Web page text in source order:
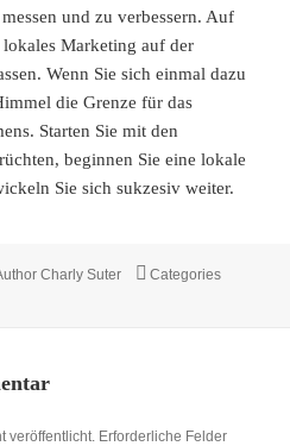
und zu verbessern. Auf
Marketing auf der
Wenn Sie sich einmal dazu
die Grenze fürdas
. Starten Sie mit den
beginnen Sie eine lokale
Sie sich sukzesiv weiter.
Charly Suter
Categories
veröffentlicht. Erforderliche Felder